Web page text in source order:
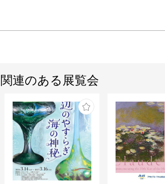
日仏現代作家
2008　水彩　
現在	水彩連盟
練馬区美
関連のある展覧会